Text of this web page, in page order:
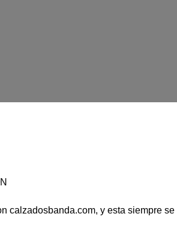
calzadosbanda.com, y esta siempre